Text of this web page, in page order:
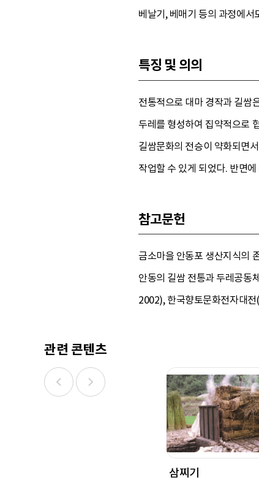
베날기, 베매기 등의 과정에
특징 및 의의
전통적으로 대마 경작과 길쌈
두레를 형성하여 집약적으로
길쌈문화의 전승이 약화되면
작업할 수 있게 되었다. 반면
참고문헌
금소마을 안동포 생산지식의
안동의 길쌈 전통과 두레공동
2002), 한국향토문화전자대
관련 콘텐츠
삼찌기